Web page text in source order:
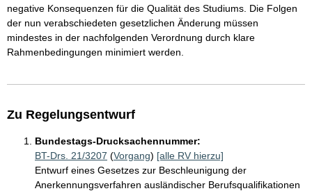
negative Konsequenzen für die Qualität des Studiums. Die Folgen
der nun verabschiedeten gesetzlichen Änderung müssen
mindestes in der nachfolgenden Verordnung durch klare
Rahmenbedingungen minimiert werden.
Zu Regelungsentwurf
Bundestags-Drucksachennummer:
BT-Drs. 21/3207 (Vorgang) [alle RV hierzu]
Entwurf eines Gesetzes zur Beschleunigung der
Anerkennungsverfahren ausländischer Berufsqualifikationen